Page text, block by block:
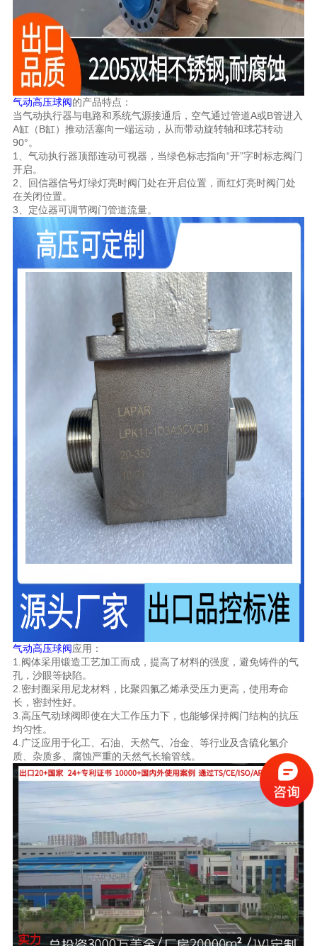
气动高压球阀的产品特点：
当气动执行器与电路和系统气源接通后，空气通过管道A或B管进入
A缸（B缸）推动活塞向一端运动，从而带动旋转轴和球芯转动
90°。
1、气动执行器顶部连动可视器，当绿色标志指向“开”字时标志阀门
开启。
2、回信器信号灯绿灯亮时阀门处在开启位置，而红灯亮时阀门处
在关闭位置。
3、定位器可调节阀门管道流量。
气动高压球阀应用：
1.阀体采用锻造工艺加工而成，提高了材料的强度，避免铸件的气
孔，沙眼等缺陷。
2.密封圈采用尼龙材料，比聚四氟乙烯承受压力更高，使用寿命
长，密封性好。
3.高压气动球阀即使在大工作压力下，也能够保持阀门结构的抗压
均匀性。
4.广泛应用于化工、石油、天然气、冶金、等行业及含硫化氢介
质、杂质多、腐蚀严重的天然气长输管线。